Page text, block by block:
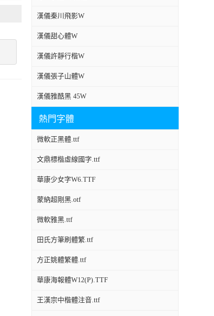
漢儀秦川飛影W
漢儀甜心體W
漢儀許靜行楷W
漢儀張子山體W
漢儀雅酷黑 45W
熱門字體
微軟正黑體.ttf
文鼎標楷虛線國字.ttf
華康少女字W6.TTF
蒙納超剛黑.otf
微軟雅黑.ttf
田氏方筆刷體繁.ttf
方正姚體繁體.ttf
華康海報體W12(P).TTF
王漢宗中楷體注音.ttf